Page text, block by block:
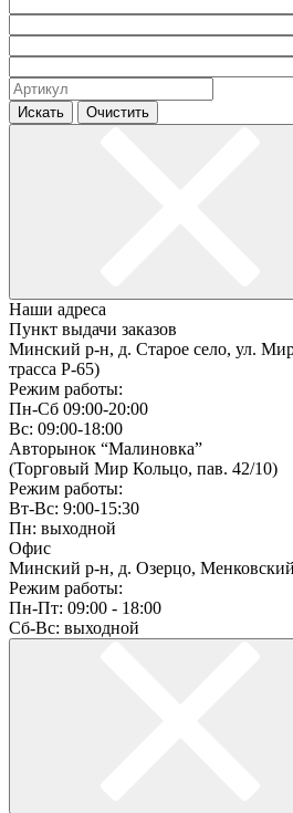
Искать Очистить
Наши адреса
Пункт выдачи заказов
Минский р-н, д. Старое село, ул.
трасса P-65)
Режим работы:
Пн-Сб 09:00-20:00
Вс: 09:00-18:00
Авторынок “Малиновка”
(Торговый Мир Кольцо, пав. 42/10)
Режим работы:
Вт-Вс: 9:00-15:30
Пн: выходной
Офис
Минский р-н, д. Озерцо, Менковский
Режим работы:
Пн-Пт: 09:00 - 18:00
Сб-Вс: выходной